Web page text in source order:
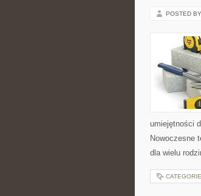
POSTED
umiejętności
Nowoczesne
dla wielu